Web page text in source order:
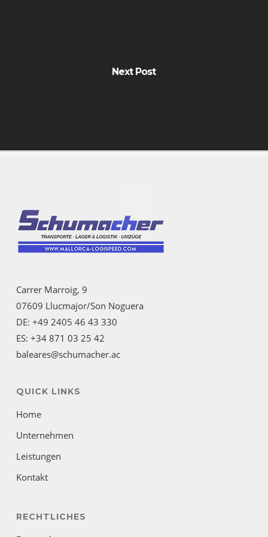
Next Post
Carrer Marroig, 9
07609 Llucmajor/Son Noguera
DE: +49 2405 46 43 330
ES: +34 871 03 25 42
baleares@schumacher.ac
QUICK LINKS
Home
Unternehmen
Leistungen
Kontakt
RECHTLICHES